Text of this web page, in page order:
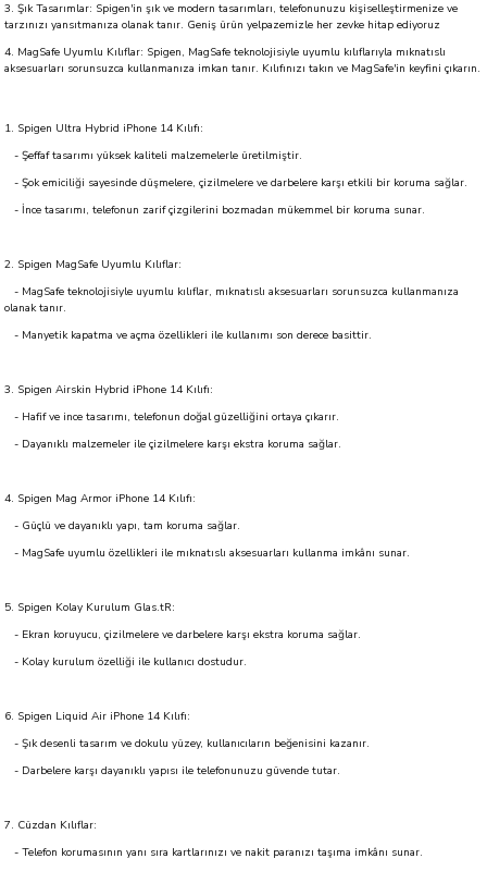
3. Şık Tasarımlar: Spigen'in şık ve modern tasarımları, telefonunuzu kişiselleştirmenize ve
tarzınızı yansıtmanıza olanak tanır. Geniş ürün yelpazemizle her zevke hitap ediyoruz
4. MagSafe Uyumlu Kılıflar: Spigen, MagSafe teknolojisiyle uyumlu kılıflarıyla mıknatıslı
aksesuarları sorunsuzca kullanmanıza imkan tanır. Kılıfınızı takın ve MagSafe'in keyfini çıkarın.
1. Spigen Ultra Hybrid iPhone 14 Kılıfı:
- Şeffaf tasarımı yüksek kaliteli malzemelerle üretilmiştir.
- Şok emiciliği sayesinde düşmelere, çizilmelere ve darbelere karşı etkili bir koruma sağlar.
- İnce tasarımı, telefonun zarif çizgilerini bozmadan mükemmel bir koruma sunar.
2. Spigen MagSafe Uyumlu Kılıflar:
- MagSafe teknolojisiyle uyumlu kılıflar, mıknatıslı aksesuarları sorunsuzca kullanmanıza
olanak tanır.
- Manyetik kapatma ve açma özellikleri ile kullanımı son derece basittir.
3. Spigen Airskin Hybrid iPhone 14 Kılıfı:
- Hafif ve ince tasarımı, telefonun doğal güzelliğini ortaya çıkarır.
- Dayanıklı malzemeler ile çizilmelere karşı ekstra koruma sağlar.
4. Spigen Mag Armor iPhone 14 Kılıfı:
- Güçlü ve dayanıklı yapı, tam koruma sağlar.
- MagSafe uyumlu özellikleri ile mıknatıslı aksesuarları kullanma imkânı sunar.
5. Spigen Kolay Kurulum Glas.tR:
- Ekran koruyucu, çizilmelere ve darbelere karşı ekstra koruma sağlar.
- Kolay kurulum özelliği ile kullanıcı dostudur.
6. Spigen Liquid Air iPhone 14 Kılıfı:
- Şık desenli tasarım ve dokulu yüzey, kullanıcıların beğenisini kazanır.
- Darbelere karşı dayanıklı yapısı ile telefonunuzu güvende tutar.
7. Cüzdan Kılıflar:
- Telefon korumasının yanı sıra kartlarınızı ve nakit paranızı taşıma imkânı sunar.